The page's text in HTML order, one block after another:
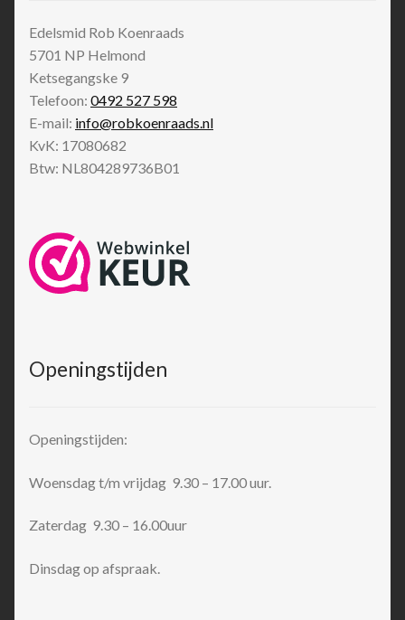
Edelsmid Rob Koenraads
5701 NP Helmond
Ketsegangske 9
Telefoon: 0492 527 598
E-mail: info@robkoenraads.nl
KvK: 17080682
Btw: NL804289736B01
Openingstijden
Openingstijden:
Woensdag t/m vrijdag 9.30 – 17.00 uur.
Zaterdag 9.30 – 16.00uur
Dinsdag op afspraak.